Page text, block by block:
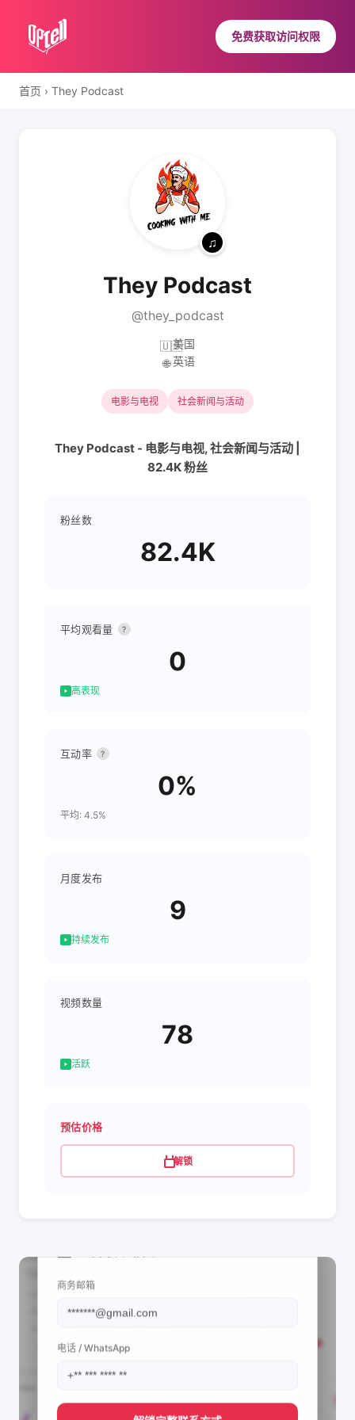
免费获取访问权限
首页 › They Podcast
They Podcast
@they_podcast
🇺🇸美国
🌐 英语
电影与电视 社会新闻与活动
They Podcast - 电影与电视, 社会新闻与活动 |
82.4K 粉丝
粉丝数
82.4K
平均观看量 ?
0
高表现
互动率 ?
0%
平均: 4.5%
月度发布
9
持续发布
视频数量
78
活跃
预估价格
解锁
商务邮箱
电话 / WhatsApp